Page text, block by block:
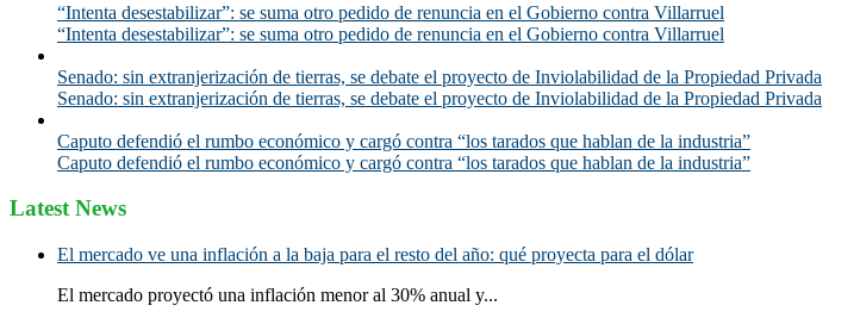
“Intenta desestabilizar”: se suma otro pedido de renuncia en el Gobierno contra Villarruel
“Intenta desestabilizar”: se suma otro pedido de renuncia en el Gobierno contra Villarruel
Senado: sin extranjerización de tierras, se debate el proyecto de Inviolabilidad de la Propiedad Privada
Senado: sin extranjerización de tierras, se debate el proyecto de Inviolabilidad de la Propiedad Privada
Caputo defendió el rumbo económico y cargó contra “los tarados que hablan de la industria”
Caputo defendió el rumbo económico y cargó contra “los tarados que hablan de la industria”
Latest News
El mercado ve una inflación a la baja para el resto del año: qué proyecta para el dólar
El mercado proyectó una inflación menor al 30% anual y...